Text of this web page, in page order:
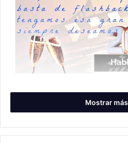
Mostrar más